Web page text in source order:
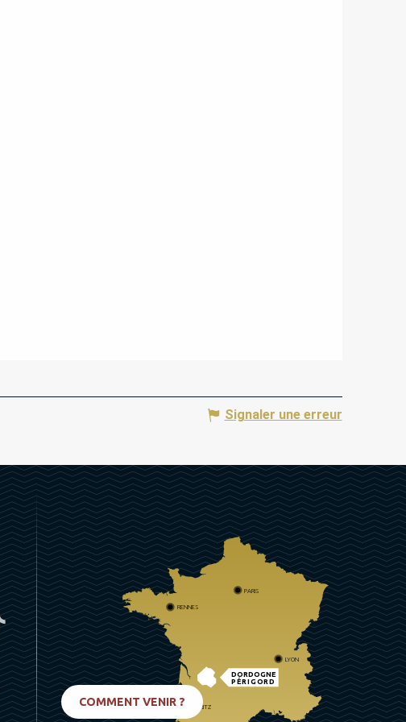
Signaler une erreur
DORDOGNE
PÉRIGORD
PARIS
RENNES
LYON
BIARRITZ
COMMENT VENIR ?